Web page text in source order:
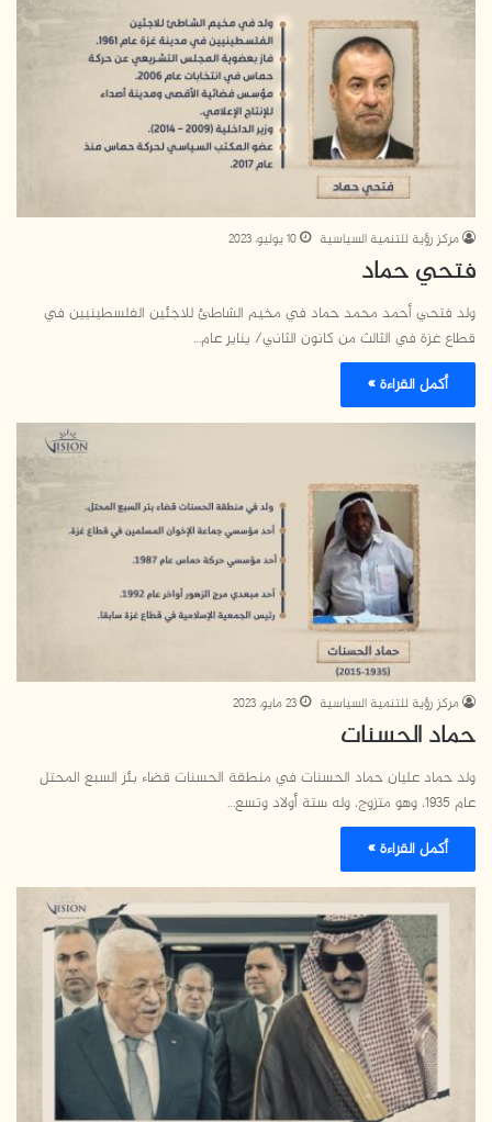
مركز رؤية للتنمية السياسية 10 يوليو، 2023
فتحي حماد
ولد فتحي أحمد محمد حماد في مخيم الشاطئ للاجئين الفلسطينيين في
قطاع غزة في الثالث من كانون الثاني/ يناير عام…
أكمل القراءة »
مركز رؤية للتنمية السياسية 23 مايو، 2023
حماد الحسنات
ولد حماد عليان حماد الحسنات في منطقة الحسنات قضاء بئر السبع المحتل
عام 1935، وهو متزوج، وله ستة أولاد وتسع…
أكمل القراءة »